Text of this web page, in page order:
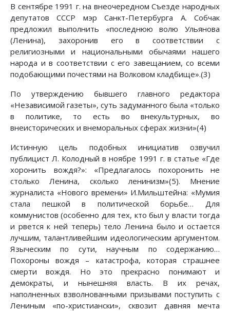
В сентябре 1991 г. на внеочередном Съезде народных
депутатов СССР мэр Санкт-Петербурга А. Собчак
предложил выполнить «последнюю волю Ульянова
(Ленина), захоронив его в соответствии с
религиозными и национальными обычаями нашего
народа и в соответствии с его завещанием, со всеми
подобающими почестями на Волковом кладбище».(3)
По утверждению бывшего главного редактора
«Независимой газеты», суть задуманного была «только
в политике, то есть во внекультурных, во
внеисторических и внеморальных сферах жизни»(4)
Истинную цель подобных инициатив озвучил
публицист Л. Колодный в ноябре 1991 г. в статье «Где
хоронить вождя?»: «Предлагалось похоронить не
столько Ленина, сколько ленинизм»(5). Мнение
журналиста «Нового времени» И.Мильштейна: «Мумия
стала пешкой в политической борьбе… Для
коммунистов (особенно для тех, кто был у власти тогда
и рвется к ней теперь) тело Ленина было и остается
лучшим, талантливейшим идеологическим аргументом.
Языческим по сути, научным по содержанию…
Похороны вождя – катастрофа, которая страшнее
смерти вождя. Но это прекрасно понимают и
демократы, и нынешняя власть. В их речах,
наполненных взволнованными призывами поступить с
Лениным «по-христиански», сквозит давняя мечта